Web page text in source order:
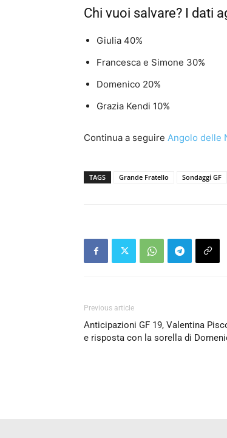
Chi vuoi salvare? I dati
Giulia 40%
Francesca e Simone 30%
Domenico 20%
Grazia Kendi 10%
Continua a seguire Angolo delle
TAGS Grande Fratello Sondaggi GF
Previous article
Anticipazioni GF 19, Valentina
e risposta con la sorella di